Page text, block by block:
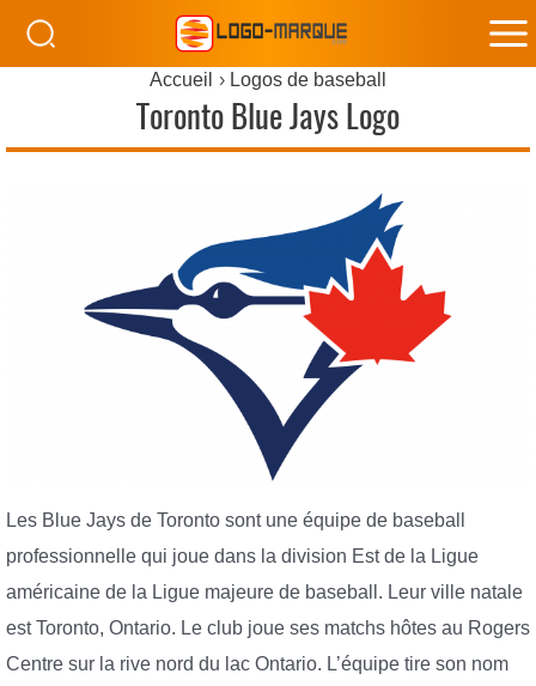
Accueil Logos de baseball
Toronto Blue Jays Logo
Les Blue Jays de Toronto sont une équipe de baseball
professionnelle qui joue dans la division Est de la Ligue
américaine de la Ligue majeure de baseball. Leur ville natale
est Toronto, Ontario. Le club joue ses matchs hôtes au Rogers
Centre sur la rive nord du lac Ontario. L’équipe tire son nom